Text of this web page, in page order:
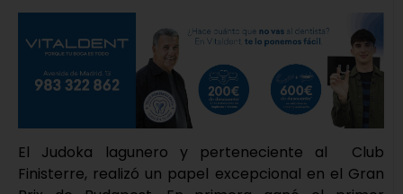
El Judoka lagunero y perteneciente al Club
Finisterre, realizó un papel excepcional en el Gran